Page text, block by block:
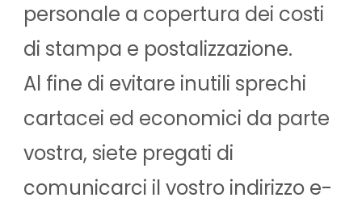
personale a copertura dei costi
di stampa e postalizzazione.
Al fine di evitare inutili sprechi
cartacei ed economici da parte
vostra, siete pregati di
comunicarci il vostro indirizzo e-